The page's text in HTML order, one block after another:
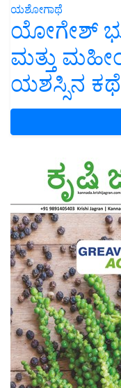
ಯಶೋಗಾಥೆ
ಯೋಗೇಶ್
ಮತ್ತು
ಯಶಸ್ಸಿನ ಕಥೆ